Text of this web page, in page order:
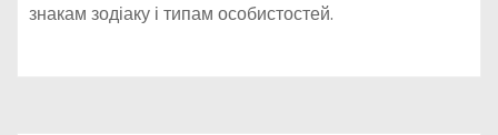
знакам зодіаку і типам особистостей.